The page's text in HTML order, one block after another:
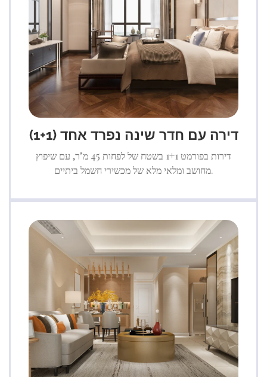
דירה עם חדר שינה נפרד אחד (1+1)
דירות בפורמט 1+1 בשטח של לפחות 45 מ"ר, עם שיפוץ
מחושב ומלאי מלא של מכשירי חשמל ביתיים.